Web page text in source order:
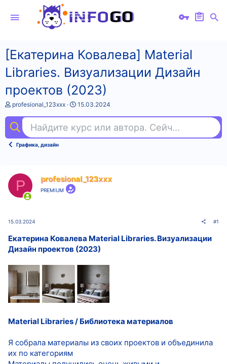
[Екатерина Ковалева] Material
Libraries. Визуализации Дизайн
проектов (2023)
А
т
о
т
profesional_123xxx
Д
а
н
а
15.03.2024
Найдите курс или автора. Сейчас ищут
Графика, дизайн
P profesional_123xxx
PREMIUM
15.03.2024 #1
Екатерина Ковалева Material Libraries. Визуализации
Дизайн проектов (2023)
Material Libraries / Библиотека материалов
Я собрала материалы из своих проектов и объединила
их по категориям